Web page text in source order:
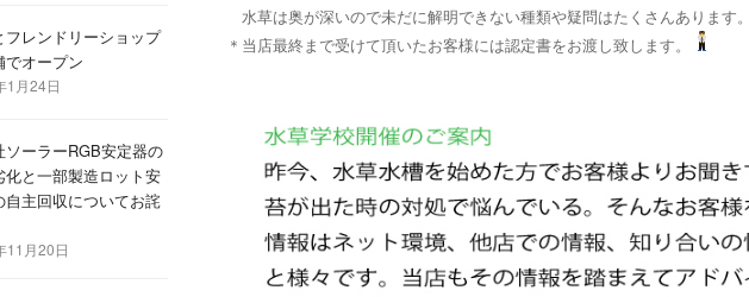
水草は奥が深いので未だに解明できない種類や疑問はたくさんあります。
＊当店最終まで受けて頂いたお客様には認定書をお渡し致します。
フレンドリーショップ
でオープン
1月24日
ソーラーRGB安定器の
化と一部製造ロット安
自主回収についてお詫
11月20日